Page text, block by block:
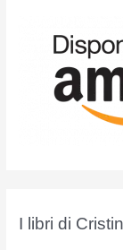
I libri di